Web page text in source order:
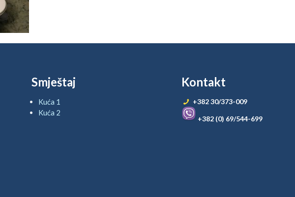
Smještaj
Kuća 1
Kuća 2
Kontakt
+382 30/373-009
+382 (0) 69/544-699